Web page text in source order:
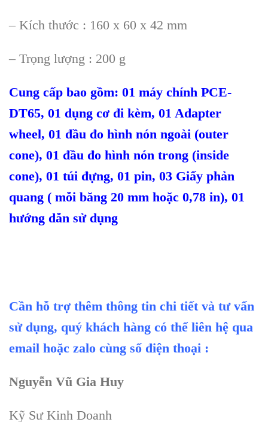
– Kích thước : 160 x 60 x 42 mm
– Trọng lượng : 200 g
Cung cấp bao gồm: 01 máy chính PCE-
DT65, 01 dụng cơ đi kèm, 01 Adapter
wheel, 01 đầu đo hình nón ngoài (outer
cone), 01 đầu đo hình nón trong (inside
cone), 01 túi đựng, 01 pin, 03 Giấy phản
quang ( mỗi băng 20 mm hoặc 0,78 in), 01
hướng dẫn sử dụng
Cần hỗ trợ thêm thông tin chi tiết và tư vấn
sử dụng, quý khách hàng có thể liên hệ qua
email hoặc zalo cùng số điện thoại :
Nguyễn Vũ Gia Huy
Kỹ Sư Kinh Doanh